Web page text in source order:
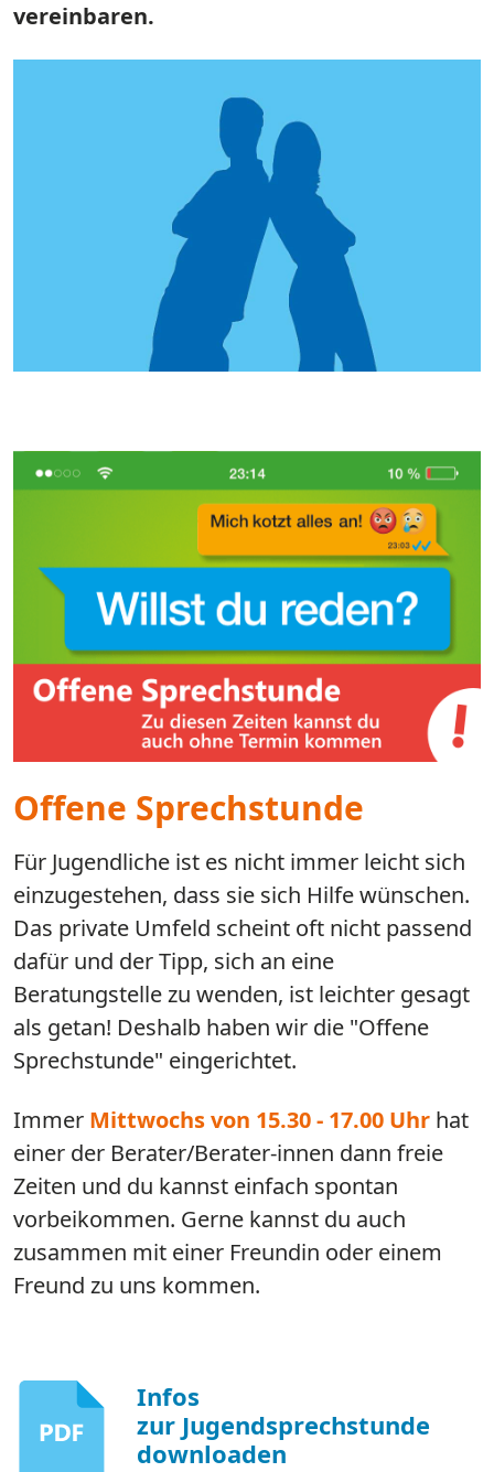
vereinbaren.
Offene Sprechstunde
Für Jugendliche ist es nicht immer leicht sich
einzugestehen, dass sie sich Hilfe wünschen.
Das private Umfeld scheint oft nicht passend
dafür und der Tipp, sich an eine
Beratungstelle zu wenden, ist leichter gesagt
als getan! Deshalb haben wir die "Offene
Sprechstunde" eingerichtet.
Immer Mittwochs von 15.30 - 17.00 Uhr hat
einer der Berater/Berater-innen dann freie
Zeiten und du kannst einfach spontan
vorbeikommen. Gerne kannst du auch
zusammen mit einer Freundin oder einem
Freund zu uns kommen.
Infos
zur Jugendsprechstunde
downloaden